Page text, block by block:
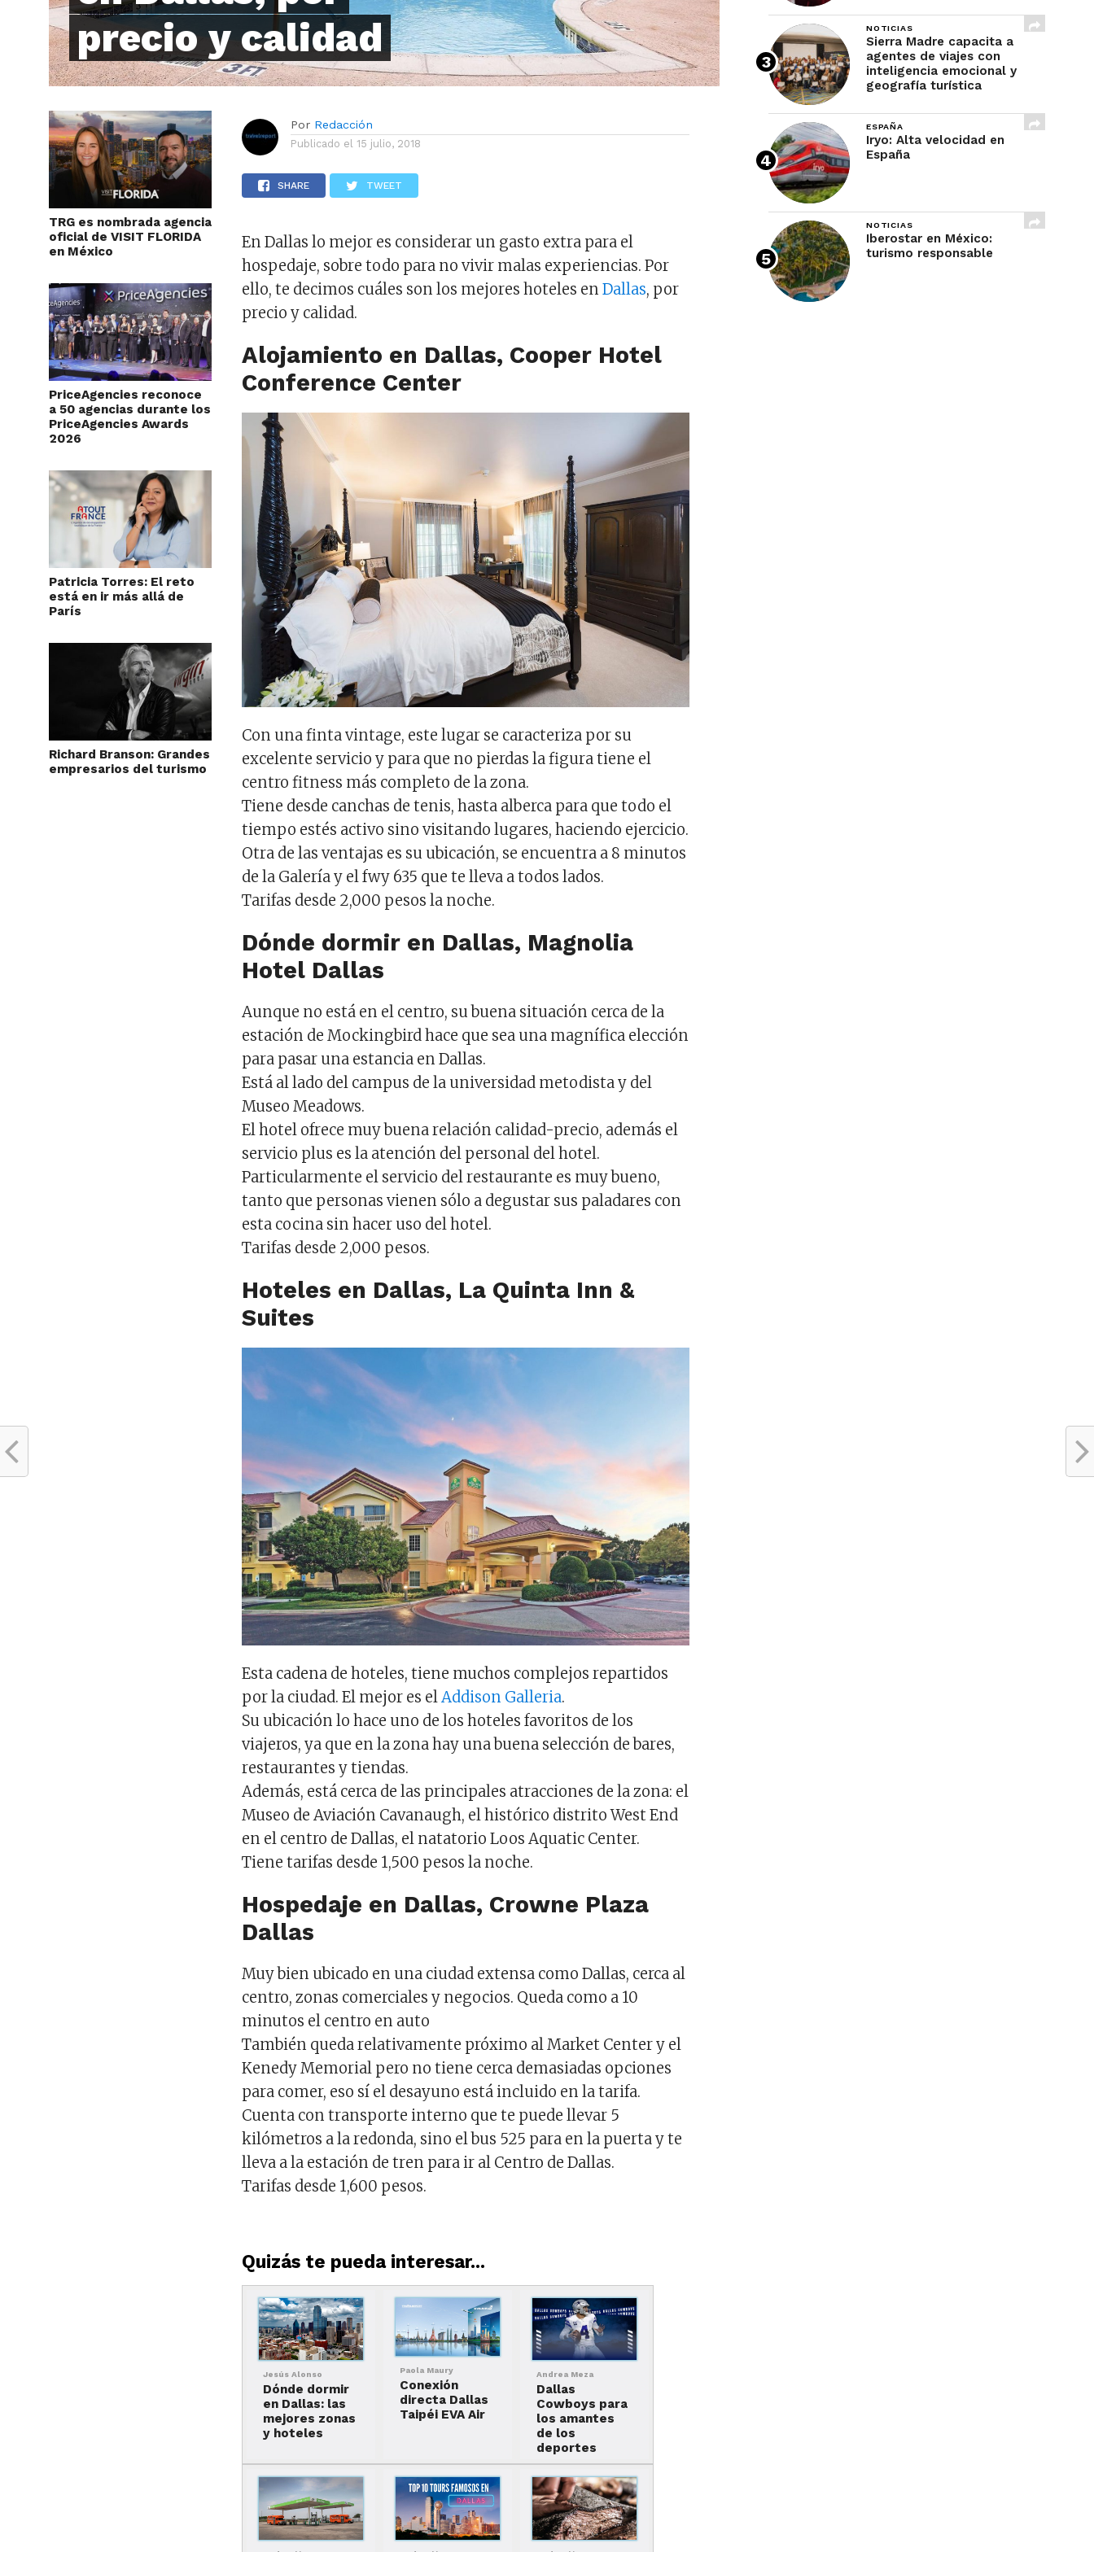
precio y calidad
TRG es nombrada agencia
oficial de VISIT FLORIDA
en México
PriceAgencies reconoce
a 50 agencias durante los
PriceAgencies Awards
2026
Patricia Torres: El reto
está en ir más allá de
París
Richard Branson: Grandes
empresarios del turismo
Por Redacción
Publicado el 15 julio, 2018
SHARE TWEET
En Dallas lo mejor es considerar un gasto extra para el
hospedaje, sobre todo para no vivir malas experiencias. Por
ello, te decimos cuáles son los mejores hoteles enDallas, por
precio y calidad.
Alojamiento en Dallas, Cooper Hotel
Conference Center
Con una finta vintage, este lugar se caracteriza por su
excelente servicio y para que no pierdas la figura tiene el
centro fitness más completo de la zona.
Tiene desde canchas de tenis, hasta alberca para que todo el
tiempo estés activo sino visitando lugares, haciendo ejercicio.
Otra de las ventajas es su ubicación, se encuentra a 8 minutos
de la Galería y el fwy 635 que te lleva a todos lados.
Tarifas desde 2,000 pesos la noche.
Dónde dormir en Dallas, Magnolia
Hotel Dallas
Aunque no está en el centro, su buena situación cerca de la
estación de Mockingbird hace que sea una magnífica elección
para pasar una estancia en Dallas.
Está al lado del campus de la universidad metodista y del
Museo Meadows.
El hotel ofrece muy buena relación calidad-precio, además el
servicio plus es la atención del personal del hotel.
Particularmente el servicio del restaurante es muy bueno,
tanto que personas vienen sólo a degustar sus paladares con
esta cocina sin hacer uso del hotel.
Tarifas desde 2,000 pesos.
Hoteles en Dallas, La Quinta Inn &
Suites
Esta cadena de hoteles, tiene muchos complejos repartidos
por la ciudad. El mejor es el Addison Galleria.
Su ubicación lo hace uno de los hoteles favoritos de los
viajeros, ya que en la zona hay una buena selección de bares,
restaurantes y tiendas.
Además, está cerca de las principales atracciones de la zona: el
Museo de Aviación Cavanaugh, el histórico distrito West End
en el centro de Dallas, el natatorio Loos Aquatic Center.
Tiene tarifas desde 1,500 pesos la noche.
Hospedaje en Dallas, Crowne Plaza
Dallas
Muy bien ubicado en una ciudad extensa como Dallas, cerca al
centro, zonas comerciales y negocios. Queda como a 10
minutos el centro en auto
También queda relativamente próximo al Market Center y el
Kenedy Memorial pero no tiene cerca demasiadas opciones
para comer, eso sí el desayuno está incluido en la tarifa.
Cuenta con transporte interno que te puede llevar 5
kilómetros a la redonda, sino el bus 525 para en la puerta y te
lleva a la estación de tren para ir al Centro de Dallas.
Tarifas desde 1,600 pesos.
Quizás te pueda interesar...
Jesús Alonso
Dónde dormir
en Dallas: las
mejores zonas
y hoteles
Paola Maury
Conexión
directa Dallas
Taipéi EVA Air
Andrea Meza
Dallas
Cowboys para
los amantes
de los
deportes
NOTICIAS
Sierra Madre capacita a
agentes de viajes con
inteligencia emocional y
geografía turística
ESPAÑA
Iryo: Alta velocidad en
España
NOTICIAS
Iberostar en México:
turismo responsable